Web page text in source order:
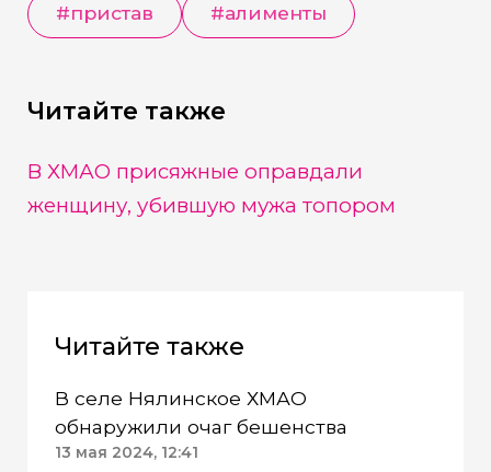
#пристав #алименты
Читайте также
В ХМАО присяжные оправдали
женщину, убившую мужа топором
Читайте также
В селе Нялинское ХМАО
обнаружили очаг бешенства
13 мая 2024, 12:41